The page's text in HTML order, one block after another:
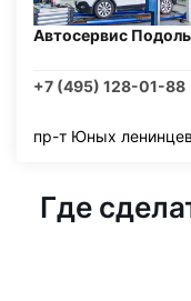
Автосервис
+7 (495) 128-01-88
пр-т Юных
Где